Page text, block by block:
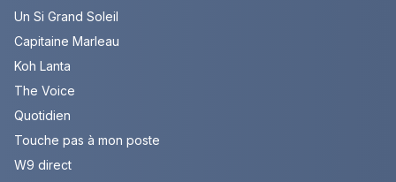
Un Si Grand Soleil
Capitaine Marleau
Koh Lanta
The Voice
Quotidien
Touche pas à mon poste
W9 direct